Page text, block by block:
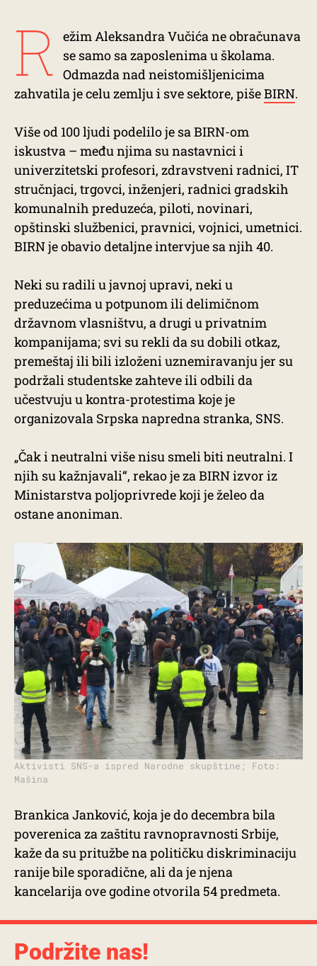
R ežim Aleksandra Vučića ne obračunava
se samo sa zaposlenima u školama.
Odmazda nad neistomišljenicima
zahvatila je celu zemlju i sve sektore, pišeBIRN.
Više od 100 ljudi podelilo je sa BIRN-om
iskustva – među njima su nastavnici i
univerzitetski profesori, zdravstveni radnici, IT
stručnjaci, trgovci, inženjeri, radnici gradskih
komunalnih preduzeća, piloti, novinari,
opštinski službenici, pravnici, vojnici, umetnici.
BIRN je obavio detaljne intervjue sa njih 40.
Neki su radili u javnoj upravi, neki u
preduzećima u potpunom ili delimičnom
državnom vlasništvu, a drugi u privatnim
kompanijama; svi su rekli da su dobili otkaz,
premeštaj ili bili izloženi uznemiravanju jer su
podržali studentske zahteve ili odbili da
učestvuju u kontra-protestima koje je
organizovala Srpska napredna stranka, SNS.
„Čak i neutralni više nisu smeli biti neutralni. I
njih su kažnjavali“, rekao je za BIRN izvor iz
Ministarstva poljoprivrede koji je želeo da
ostane anoniman.
Aktivisti SNS-a ispred Narodne skupštine; Foto:
Mašina
Brankica Janković, koja je do decembra bila
poverenica za zaštitu ravnopravnosti Srbije,
kaže da su pritužbe na političku diskriminaciju
ranije bile sporadične, ali da je njena
kancelarija ove godine otvorila 54 predmeta.
Podržite nas!